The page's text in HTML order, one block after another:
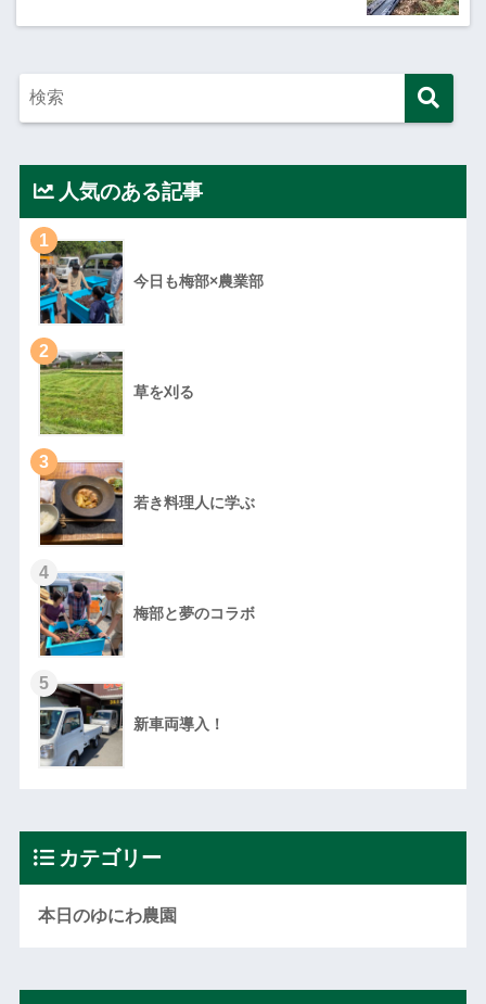
人気のある記事
1
今日も梅部×農業部
2
草を刈る
3
若き料理人に学ぶ
4
梅部と夢のコラボ
5
新車両導入！
カテゴリー
本日のゆにわ農園